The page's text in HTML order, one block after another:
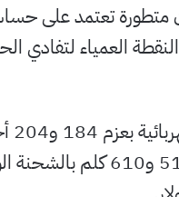
متطورة تعتمد على
العمياء لتفادي
مسافات تتراوح ما بين